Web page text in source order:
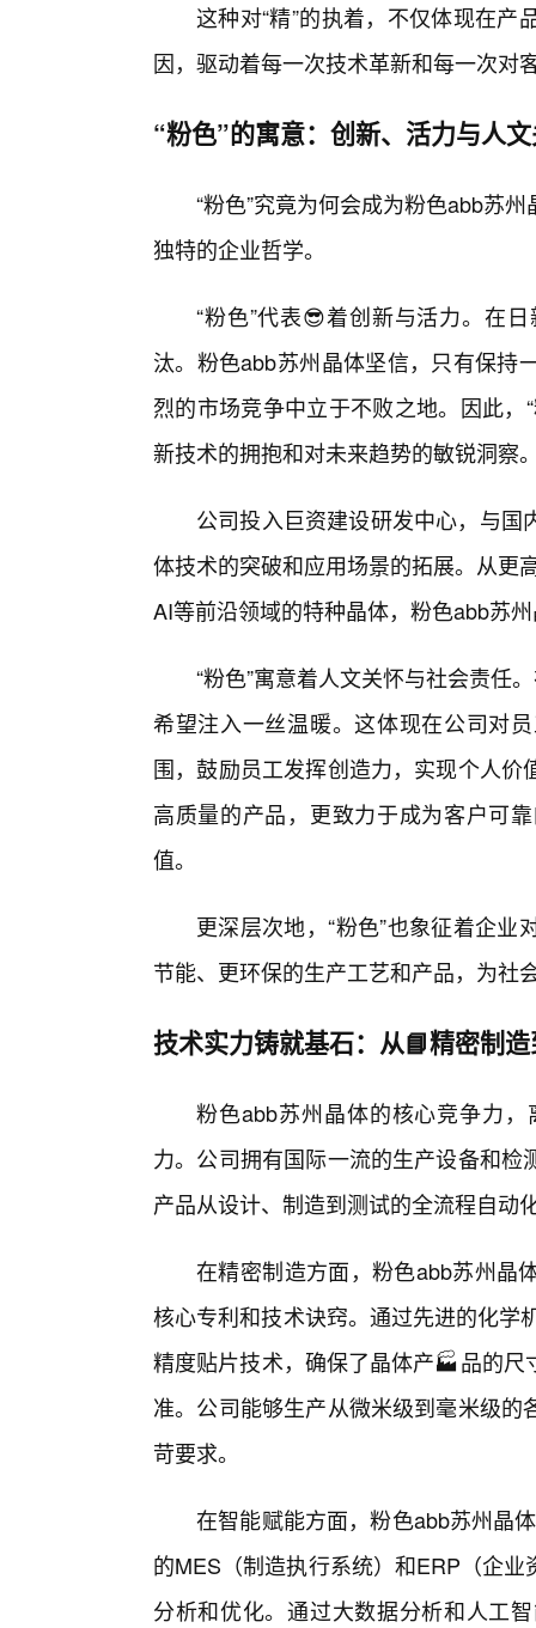
这种对“精”的执着，不仅体现在
因，驱动着每一次技术革新和每一次对
“粉色”的寓意：创新、活力与人
“粉色”究竟为何会成为粉色abb苏
独特的企业哲学。
“粉色”代表😎着创新与活力。在
汰。粉色abb苏州晶体坚信，只有保持
烈的市场竞争中立于不败之地。因此
新技术的拥抱和对未来趋势的敏锐洞察
公司投入巨资建设研发中心，与
体技术的突破和应用场景的拓展。从更
AI等前沿领域的特种晶体，粉色abb苏
“粉色”寓意着人文关怀与社会责任
希望注入一丝温暖。这体现在公司对
围，鼓励员工发挥创造力，实现个人
高质量的产品，更致力于成为客户可
值。
更深层次地，“粉色”也象征着企
节能、更环保的生产工艺和产品，为社
技术实力铸就基石：从📘精密制
粉色abb苏州晶体的核心竞争力
力。公司拥有国际一流的生产设备和
产品从设计、制造到测试的全流程自动
在精密制造方面，粉色abb苏州晶
核心专利和技术诀窍。通过先进的化学
精度贴片技术，确保了晶体产🏭品的
准。公司能够生产从微米级到毫米级
苛要求。
在智能赋能方面，粉色abb苏州晶
的MES（制造执行系统）和ERP（企
分析和优化。通过大数据分析和人工